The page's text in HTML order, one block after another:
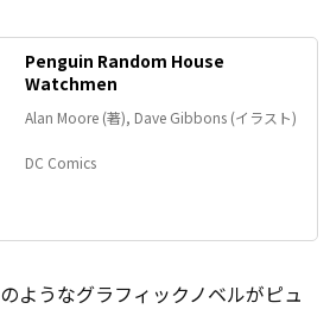
Penguin Random House
Watchmen
Alan Moore (著), Dave Gibbons (イラスト)
DC Comics
ようなグラフィックノベルがピュ